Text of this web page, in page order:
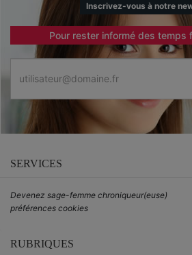
Inscrivez-vous à notre
Pour rester informé des temps
SERVICES
Devenez sage-femme chroniqueur(euse)
préférences cookies
RUBRIQUES